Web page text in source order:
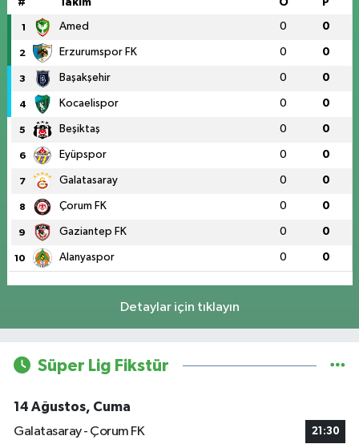
1 Amed 0 0
2 Erzurumspor FK 0 0
3 Başakşehir 0 0
4 Kocaelispor 0 0
5 Beşiktaş 0 0
6 Eyüpspor 0 0
7 Galatasaray 0 0
8 Çorum FK 0 0
9 Gaziantep FK 0 0
10 Alanyaspor 0 0
Detaylar için tıklayın
Süper Lig Fikstür
14 Ağustos, Cuma
Galatasaray - Çorum FK
21:30